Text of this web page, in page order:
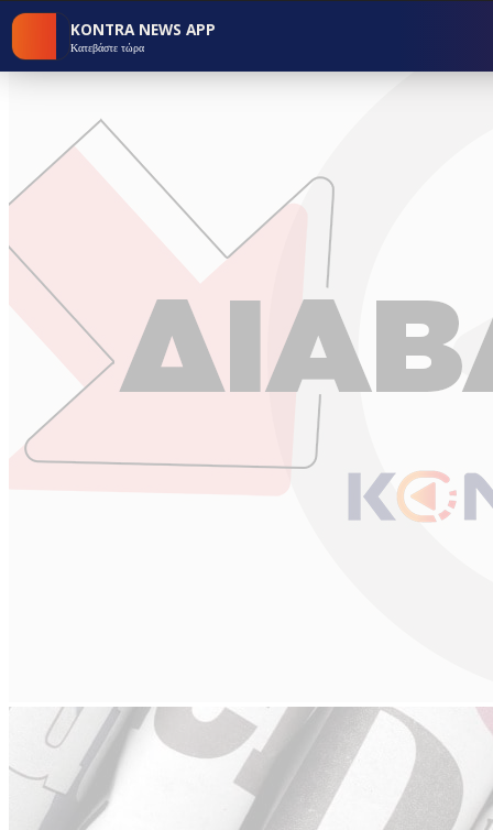
KONTRA NEWS APP
Κατεβάστε τώρα